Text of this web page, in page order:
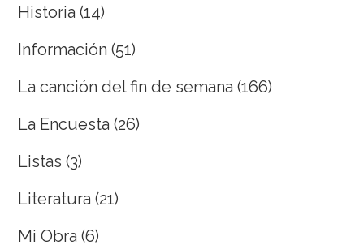
Historia (14)
Información (51)
La canción del fin de semana (166)
La Encuesta (26)
Listas (3)
Literatura (21)
Mi Obra (6)